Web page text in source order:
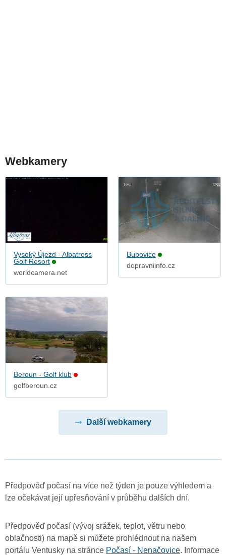
Webkamery
Vysoký Újezd - Albatross
Golf Resort
worldcamera.net
Bubovice
dopravniinfo.cz
Beroun - Golf klub
golfberoun.cz
Další webkamery
Předpověď počasí na více než týden je pouze výhledem a
lze očekávat její upřesňování v průběhu dalších dní.
Předpověď počasí (vývoj srážek, teplot, větru nebo
oblačnosti) na mapě si můžete prohlédnout na našem
portálu Ventusky na stránce Počasí - Nenačovice. Informace